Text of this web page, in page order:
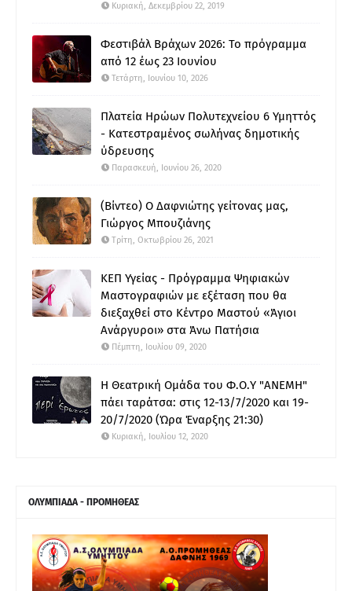
Κυριακή, Δεκεμβρίου 22, 2019
Φεστιβάλ Βράχων 2026: Το πρόγραμμα
από 12 έως 23 Ιουνίου
Τετάρτη, Ιουνίου 10, 2026
Πλατεία Ηρώων Πολυτεχνείου 6 Υμηττός
- Κατεστραμένος σωλήνας δημοτικής
ύδρευσης
Παρασκευή, Ιουνίου 26, 2020
(Βίντεο) Ο Δαφνιώτης γείτονας μας,
Γιώργος Μπουζιάνης
Τρίτη, Οκτωβρίου 26, 2021
ΚΕΠ Υγείας - Πρόγραμμα Ψηφιακών
Μαστογραφιών με εξέταση που θα
διεξαχθεί στο Κέντρο Μαστού «Άγιοι
Ανάργυροι» στα Άνω Πατήσια
Πέμπτη, Ιουλίου 09, 2020
Η Θεατρική Ομάδα του Φ.Ο.Υ "ΑΝΕΜΗ"
πάει ταράτσα: στις 12-13/7/2020 και 19-
20/7/2020 (Ώρα Έναρξης 21:30)
Κυριακή, Ιουλίου 12, 2020
ΟΛΥΜΠΙΑΔΑ - ΠΡΟΜΗΘΕΑΣ